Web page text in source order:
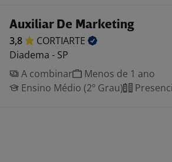
Auxiliar De Marketing
3,8
CORTIARTE
Diadema - SP
A combinar
Menos de 1 ano
Ensino Médio (2º Grau)